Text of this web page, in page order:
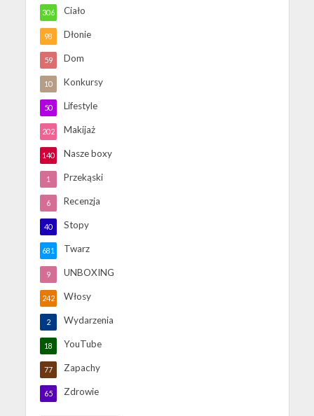
Ciało
306
Dłonie
98
Dom
59
Konkursy
10
Lifestyle
50
Makijaż
202
Nasze boxy
140
Przekąski
1
Recenzja
6
Stopy
40
Twarz
681
UNBOXING
9
Włosy
242
Wydarzenia
2
YouTube
18
Zapachy
77
Zdrowie
65